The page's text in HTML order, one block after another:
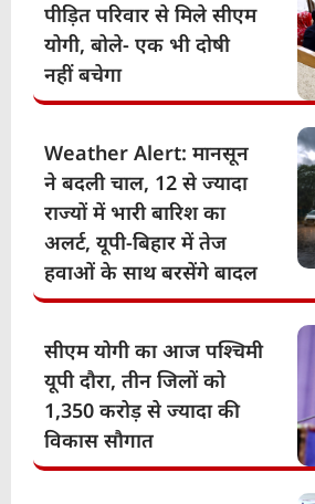
पीड़ित परिवार से मिले सीएम
योगी, बोले- एक भी दोषी
नहीं बचेगा
Weather Alert: मानसून
ने बदली चाल, 12 से ज्यादा
राज्यों में भारी बारिश का
अलर्ट, यूपी-बिहार में तेज
हवाओं के साथ बरसेंगे बादल
सीएम योगी का आज पश्चिमी
यूपी दौरा, तीन जिलों को
1,350 करोड़ से ज्यादा की
विकास सौगात